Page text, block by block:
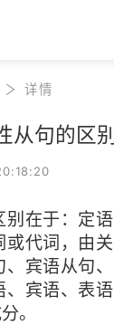
详情
从句的区别
在于：定
代词，由
宾语从句
宾语、表
。